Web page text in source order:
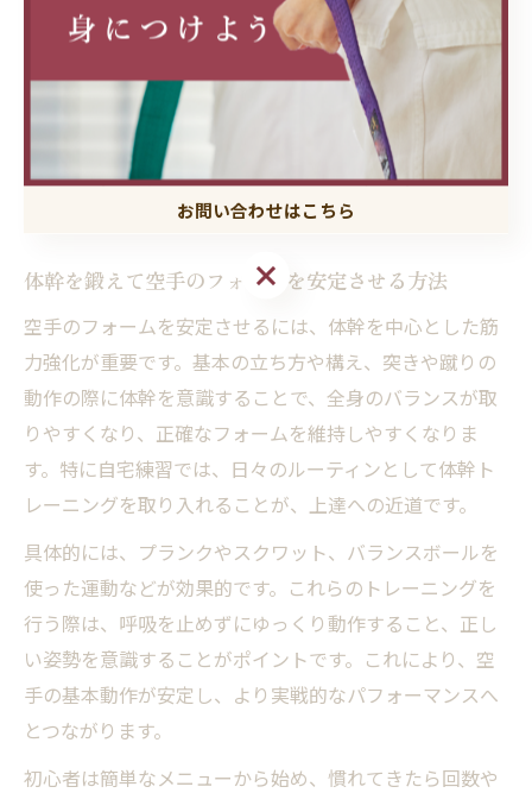
向上の両立が可能です。
実際の声として「型や組手の安定感が増した」「自宅練
習でも効果を実感できた」という体験談も多く、体幹ト
レーニングは空手の基礎トレーニングとして非常に有効
です。まずは簡単なメニューから始め、少しずつレベル
アップを目指しましょう。
体幹を鍛えて空手のフォームを安定させる方法
空手のフォームを安定させるには、体幹を中心とした筋
力強化が重要です。基本の立ち方や構え、突きや蹴りの
動作の際に体幹を意識することで、全身のバランスが取
りやすくなり、正確なフォームを維持しやすくなりま
す。特に自宅練習では、日々のルーティンとして体幹ト
レーニングを取り入れることが、上達への近道です。
具体的には、プランクやスクワット、バランスボールを
使った運動などが効果的です。これらのトレーニングを
行う際は、呼吸を止めずにゆっくり動作すること、正し
い姿勢を意識することがポイントです。これにより、空
手の基本動作が安定し、より実戦的なパフォーマンスへ
とつながります。
初心者は簡単なメニューから始め、慣れてきたら回数や
お問い合わせはこちら
お問い合わせはこちら